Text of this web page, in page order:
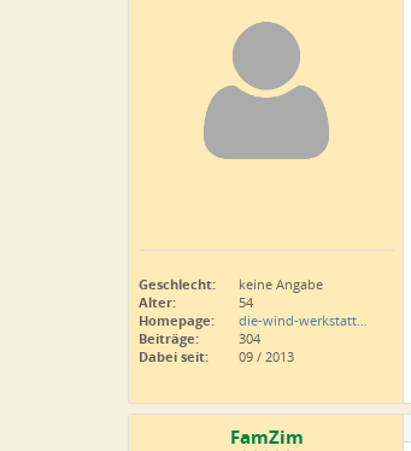
Geschlecht:
keine Angabe
Alter:
54
Homepage:
die-wind-werkstatt…
Beiträge:
304
Dabei seit:
09 / 2013
FamZim